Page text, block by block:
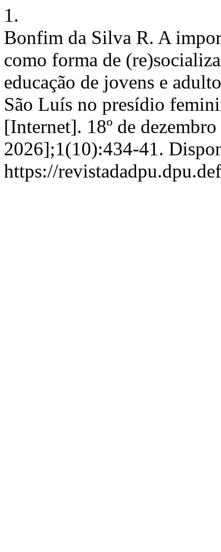
1.
Bonfim da Silva R. A
como forma de
educação de jovens e
São Luís no presídio
[Internet]. 18º de
2026];1(10):434-41.
https://